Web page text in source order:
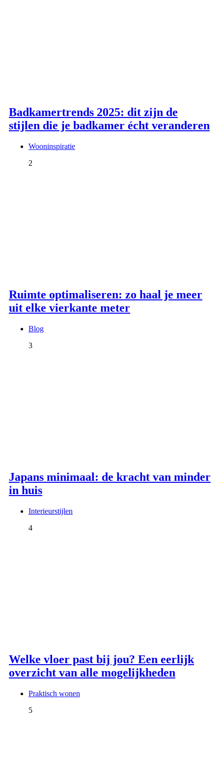
Badkamertrends 2025: dit zijn de
stijlen die je badkamer écht veranderen
Wooninspiratie
2
Ruimte optimaliseren: zo haal je meer
uit elke vierkante meter
Blog
3
Japans minimaal: de kracht van minder
in huis
Interieurstijlen
4
Welke vloer past bij jou? Een eerlijk
overzicht van alle mogelijkheden
Praktisch wonen
5